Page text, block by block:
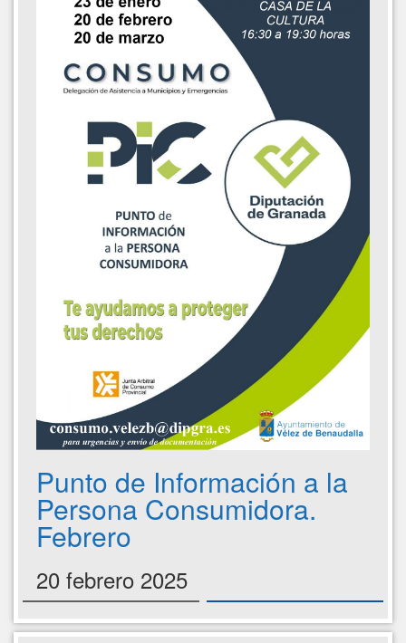
Punto de Información a la
Persona Consumidora.
Febrero
20 febrero 2025